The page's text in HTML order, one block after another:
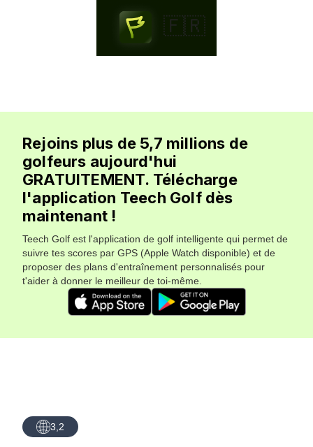
🇫🇷
Rejoins plus de 5,7 millions de
golfeurs aujourd'hui
GRATUITEMENT. Télécharge
l'application Teech Golf dès
maintenant !
Teech Golf est l'application de golf intelligente qui permet de
suivre tes scores par GPS (Apple Watch disponible) et de
proposer des plans d'entraînement personnalisés pour
t'aider à donner le meilleur de toi-même.
3,2